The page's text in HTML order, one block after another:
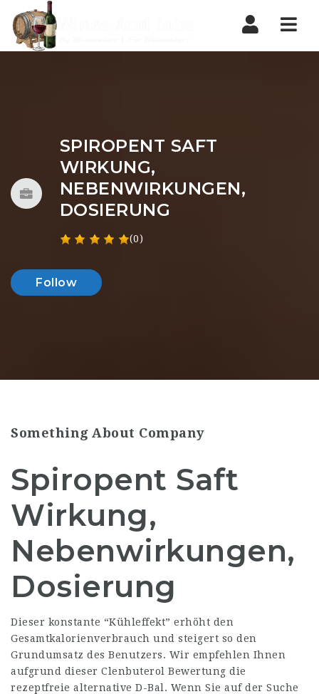
SPIROPENT SAFT
WIRKUNG,
NEBENWIRKUNGEN,
DOSIERUNG
(0)
Follow
Something About Company
Spiropent Saft
Wirkung,
Nebenwirkungen,
Dosierung
Dieser konstante “Kühleffekt” erhöht den
Gesamtkalorienverbrauch und steigert so den
Grundumsatz des Benutzers. Wir empfehlen Ihnen
aufgrund dieser Clenbuterol Bewertung die
rezeptfreie alternative D-Bal. Wenn Sie auf der Suche